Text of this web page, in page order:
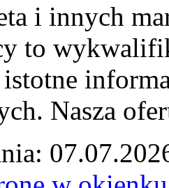
i innych
to
Nasza